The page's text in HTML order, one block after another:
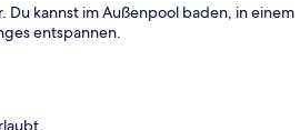
Du kannst im Außenpool baden, in einem
entspannen.